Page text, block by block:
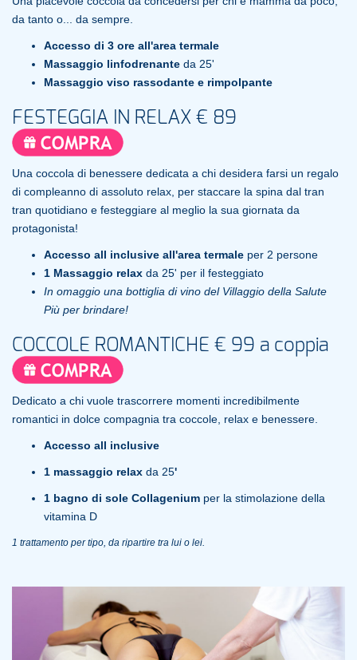
da tanto o... da sempre.
Accesso di 3 ore all'area termale
Massaggio linfodrenante da 25'
Massaggio viso rassodante e rimpolpante
FESTEGGIA IN RELAX € 89
Una coccola di benessere dedicata a chi desidera farsi un regalo
di compleanno di assoluto relax, per staccare la spina dal tran
tran quotidiano e festeggiare al meglio la sua giornata da
protagonista!
Accesso all inclusive all'area termale per 2 persone
1 Massaggio relax da 25' per il festeggiato
In omaggio una bottiglia di vino del Villaggio della Salute
Più per brindare!
COCCOLE ROMANTICHE € 99 a coppia
Dedicato a chi vuole trascorrere momenti incredibilmente
romantici in dolce compagnia tra coccole, relax e benessere.
Accesso all inclusive
1 massaggio relax da 25'
1 bagno di sole Collagenium per la stimolazione della
vitamina D
1 trattamento per tipo, da ripartire tra lui o lei.